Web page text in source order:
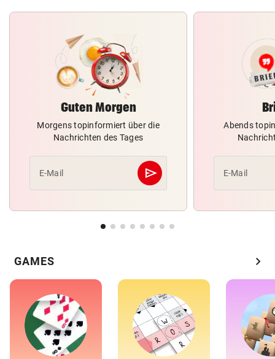
Guten Morgen
Morgens topinformiert über die
Nachrichten des Tages
E-Mail send
Abschicken
Abends
E-Mail
GAMES chevron_right